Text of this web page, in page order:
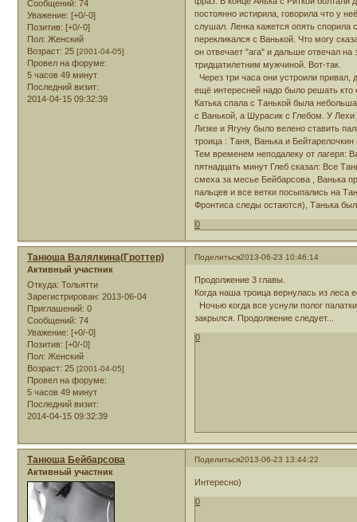
Сообщений: 74
Уважение: [+0/-0]
Позитив: [+0/-0]
Пол: Женский
Возраст: 25 [2001-04-05]
Провел на форуме:
5 часов 49 минут
Последний визит:
2014-04-15 09:32:39
постоянно истирила, говорила что у
слушал. Ленка кажется опять спорила
перекликался с Ванькой. Что могу
он отвечает "ага" и дальше отвечал
тридцатилетним мужчиной. Вот-так.
Через три часа они устроили привал,
ещё интересней надо было решать кто
Катька спала с Танькой была
с Ванькой, а Шурасик с Глебом. У Лехи
Лизке и Ягуну было велено ставить
троица : Таня, Ванька и
Тем временем неподалеку от лагеря:
пятнадцать минут Глеб сказал: Все
смеха за месье Бейбарсова , Ванька
пальцев и все ветки посыпались на
Фронтиса следы остаются), Танька
0
Поделиться2013-06-23 10:46:14
Танюша Валялкина(Гроттер)
Активный участник
Откуда: Тольятти
Зарегистрирован: 2013-06-04
Приглашений: 0
Сообщений: 74
Уважение: [+0/-0]
Позитив: [+0/-0]
Пол: Женский
Возраст: 25 [2001-04-05]
Провел на форуме:
5 часов 49 минут
Последний визит:
2014-04-15 09:32:39
Продолжение 3 главы.
Когда наша троица вернулась из леса
Ночью когда все уснули полог
закрылся. Продолжение следует...
0
Поделиться2013-06-23 13:44:22
Танюша Бейбарсова
Активный участник
Интересно)
0